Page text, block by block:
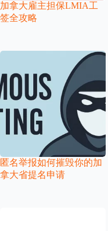
加拿大雇主担保LMIA工
签全攻略
匿名举报如何摧毁你的加
拿大省提名申请